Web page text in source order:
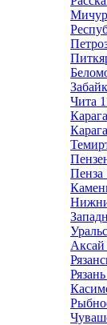
Чита
Пенза
Аксай
Рязань